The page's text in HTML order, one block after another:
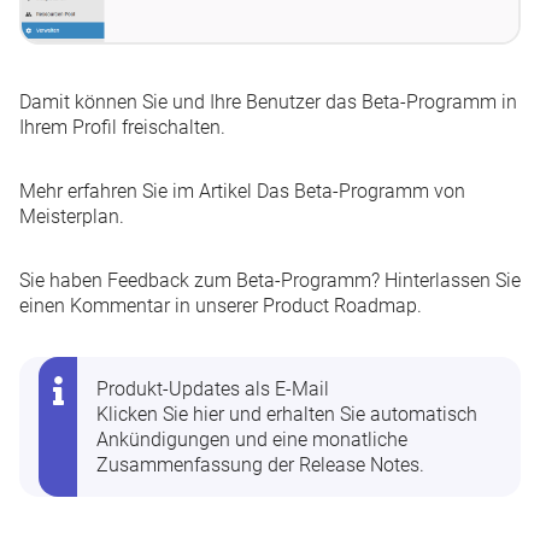
Damit können Sie und Ihre Benutzer das Beta-Programm in
Ihrem Profil freischalten.
Mehr erfahren Sie im Artikel Das Beta-Programm von
Meisterplan.
Sie haben Feedback zum Beta-Programm? Hinterlassen Sie
einen Kommentar in unserer Product Roadmap.
Produkt-Updates als E-Mail
Klicken Sie hierund erhalten Sie automatisch
Ankündigungen und eine monatliche
Zusammenfassung der Release Notes.